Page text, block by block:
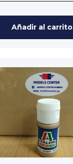
Añadir al carrito